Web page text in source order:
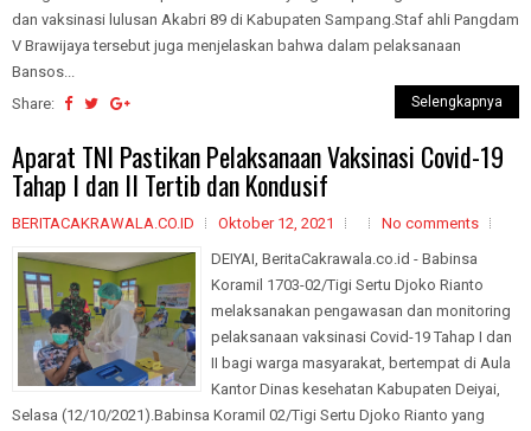
dan vaksinasi lulusan Akabri 89 di Kabupaten Sampang.Staf ahli Pangdam
V Brawijaya tersebut juga menjelaskan bahwa dalam pelaksanaan
Bansos...
Share:
Selengkapnya
Aparat TNI Pastikan Pelaksanaan Vaksinasi Covid-19
Tahap I dan II Tertib dan Kondusif
BERITACAKRAWALA.CO.ID Oktober 12, 2021
No comments
DEIYAI, BeritaCakrawala.co.id - Babinsa
Koramil 1703-02/Tigi Sertu Djoko Rianto
melaksanakan pengawasan dan monitoring
pelaksanaan vaksinasi Covid-19 Tahap I dan
II bagi warga masyarakat, bertempat di Aula
Kantor Dinas kesehatan Kabupaten Deiyai,
Selasa (12/10/2021).Babinsa Koramil 02/Tigi Sertu Djoko Rianto yang